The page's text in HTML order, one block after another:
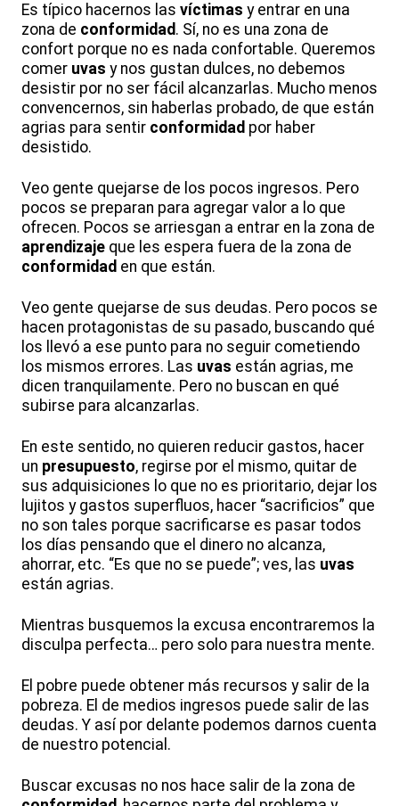
Es típico hacernos las víctimas y entrar en una
zona de conformidad. Sí, no es una zona de
confort porque no es nada confortable. Queremos
comer uvas y nos gustan dulces, no debemos
desistir por no ser fácil alcanzarlas. Mucho menos
convencernos, sin haberlas probado, de que están
agrias para sentir conformidad por haber
desistido.
Veo gente quejarse de los pocos ingresos. Pero
pocos se preparan para agregar valor a lo que
ofrecen. Pocos se arriesgan a entrar en la zona de
aprendizaje que les espera fuera de la zona de
conformidad en que están.
Veo gente quejarse de sus deudas. Pero pocos se
hacen protagonistas de su pasado, buscando qué
los llevó a ese punto para no seguir cometiendo
los mismos errores. Las uvas están agrias, me
dicen tranquilamente. Pero no buscan en qué
subirse para alcanzarlas.
En este sentido, no quieren reducir gastos, hacer
un presupuesto, regirse por el mismo, quitar de
sus adquisiciones lo que no es prioritario, dejar los
lujitos y gastos superfluos, hacer “sacrificios” que
no son tales porque sacrificarse es pasar todos
los días pensando que el dinero no alcanza,
ahorrar, etc. “Es que no se puede”; ves, las uvas
están agrias.
Mientras busquemos la excusa encontraremos la
disculpa perfecta… pero solo para nuestra mente.
El pobre puede obtener más recursos y salir de la
pobreza. El de medios ingresos puede salir de las
deudas. Y así por delante podemos darnos cuenta
de nuestro potencial.
Buscar excusas no nos hace salir de la zona de